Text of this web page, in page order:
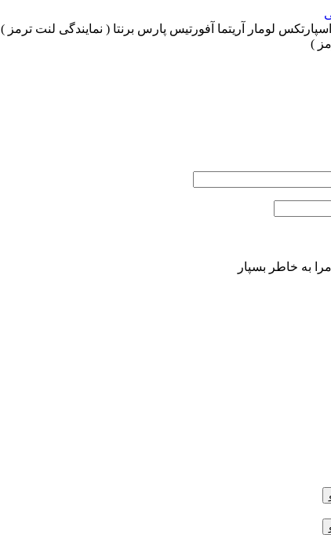
لومار آریتما آفورتیس پارس برنتا ( نمایندگی لنت ترمز )
)
مرا به خاطر بسپار